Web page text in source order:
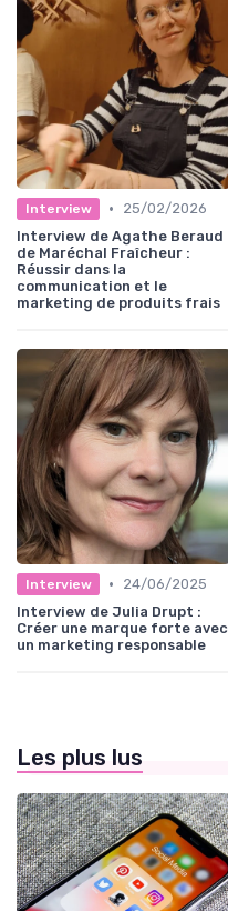
Interview •
25/02/2026
Interview de Agathe Beraud
de Maréchal Fraîcheur :
Réussir dans la
communication et le
marketing de produits frais
Interview •
24/06/2025
Interview de Julia Drupt :
Créer une marque forte avec
un marketing responsable
Les plus lus